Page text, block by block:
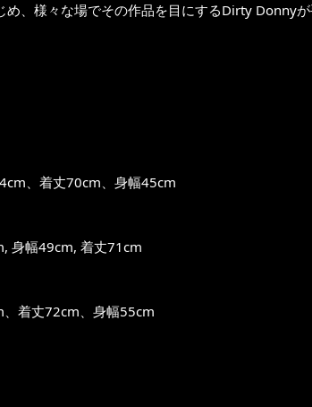
、様々な場でその作品を目にするDirty Donnyが
、着丈70cm、身幅45cm
身幅49cm, 着丈71cm
着丈72cm、身幅55cm